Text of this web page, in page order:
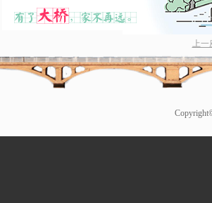
上一